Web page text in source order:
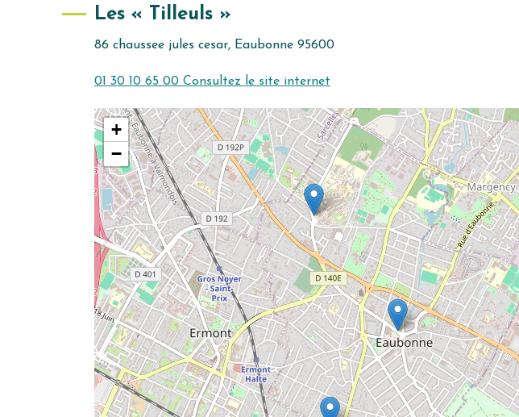
Les « Tilleuls »
86 chaussee jules cesar, Eaubonne 95600
01 30 10 65 00 Consultez le site internet
+
−